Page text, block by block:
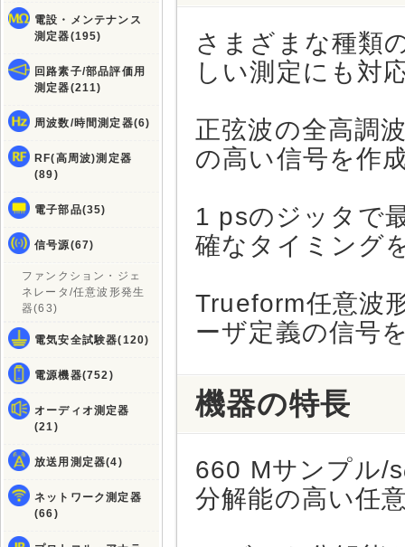
電設・メンテナンス
測定器(195)
回路素子/部品評価用
測定器(211)
周波数/時間測定器(6)
RF(高周波)測定器
(89)
電子部品(35)
信号源(67)
ファンクション・ジェ
ネレータ/任意波形発生
器(63)
電気安全試験器(120)
電源機器(752)
オーディオ測定器
(21)
放送用測定器(4)
ネットワーク測定器
(66)
さまざまな種類
しい測定にも対
正弦波の全高調
の高い信号を作
1 psのジッタで
確なタイミング
Trueform任意波
ーザ定義の信号
機器の特長
660 Mサンプル/
分解能の高い任